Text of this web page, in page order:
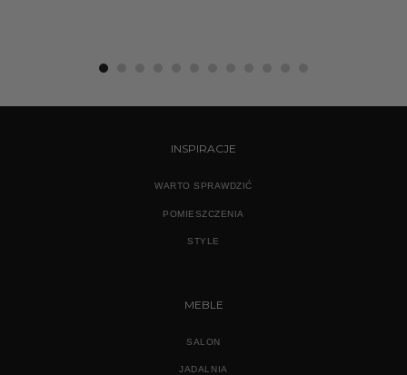
INSPIRACJE
WARTO SPRAWDZIĆ
POMIESZCZENIA
STYLE
MEBLE
SALON
JADALNIA